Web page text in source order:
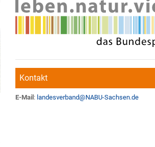
Kontakt
E-Mail: landesverband@NABU-Sachsen.de